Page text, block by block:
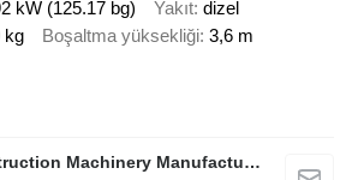
kW (125.17 bg) Yakıt dizel
kg Boşaltma yüksekliği 3,6 m
Xuzhou FMAN Construction Machinery Manufacture Co., Ltd.